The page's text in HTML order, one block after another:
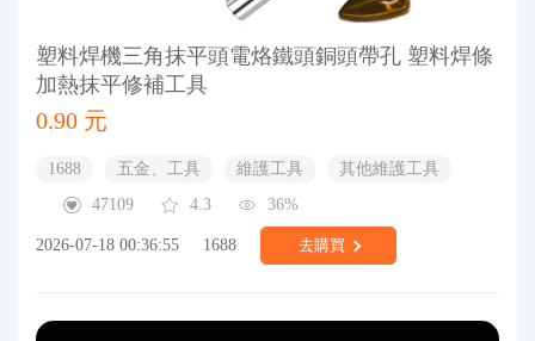
塑料焊機三角抹平頭電烙鐵頭銅頭帶孔 塑料焊條
加熱抹平修補工具
0.90 元
1688 五金、工具 維護工具
其他維護工具
47109
4.3 36%
2026-07-18 00:36:55 1688 去購買